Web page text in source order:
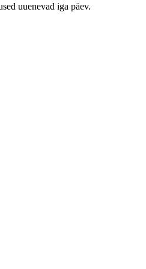
uuenevad iga päev.